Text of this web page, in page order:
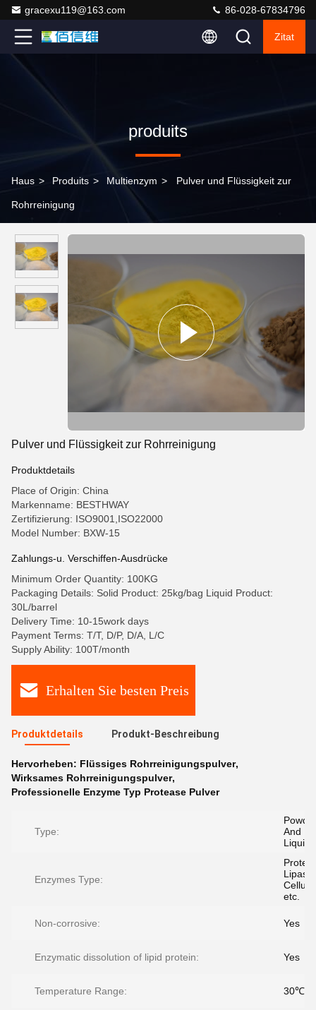
gracexu119@163.com 86-028-67834796
Zitat
produits
Haus > Produits > Multienzym > Pulver und Flüssigkeit zur
Rohrreinigung
Pulver und Flüssigkeit zur Rohrreinigung
Produktdetails
Place of Origin: China
Markenname: BESTHWAY
Zertifizierung: ISO9001,ISO22000
Model Number: BXW-15
Zahlungs-u. Verschiffen-Ausdrücke
Minimum Order Quantity: 100KG
Packaging Details: Solid Product: 25kg/bag Liquid Product:
30L/barrel
Delivery Time: 10-15work days
Payment Terms: T/T, D/P, D/A, L/C
Supply Ability: 100T/month
Erhalten Sie besten Preis
Produktdetails Produkt-Beschreibung
Hervorheben: Flüssiges Rohrreinigungspulver,
Wirksames Rohrreinigungspulver,
Professionelle Enzyme Typ Protease Pulver
Type:
And
Liquid
Enzymes Type:
Lipase,
etc.
Non-corrosive: Yes
Enzymatic dissolution of lipid protein: Yes
Temperature Range: 30℃-